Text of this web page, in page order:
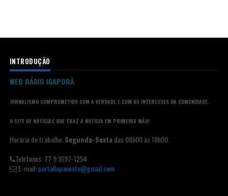
INTRODUÇÃO
WEB RÁDIO IGAPORÃ
JORNALISMO COMPROMETIDO COM A VERDADE E COM OS INTERESSES DA COMUNIDADE.
O SITE DE NOTÍCIAS QUE TRAZ A NOTÍCIA EM PRIMEIRA MÃO!
Horário de trabalho:Segunda-Sexta das 08h00 às 18h00.
Telefones: 77 9 9197-1254
E-mail:portallapaoeste@gmail.com